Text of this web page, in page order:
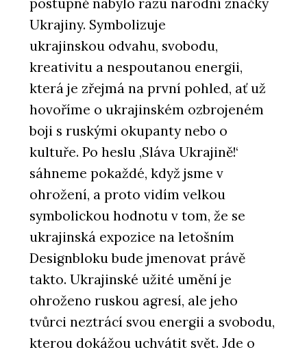
Ukrajiny. Symbolizuje
ukrajinskou odvahu, svobodu,
kreativitu a nespoutanou energii,
která je zřejmá na první pohled, ať už
hovoříme o ukrajinském ozbrojeném
boji s ruskými okupanty nebo o
kultuře. Po heslu ‚Sláva Ukrajině!‘
sáhneme pokaždé, když jsme v
ohrožení, a proto vidím velkou
symbolickou hodnotu v tom, že se
ukrajinská expozice na letošním
Designbloku bude jmenovat právě
takto. Ukrajinské užité umění je
ohroženo ruskou agresí, ale jeho
tvůrci neztrácí svou energii a svobodu,
kterou dokážou uchvátit svět. Jde o